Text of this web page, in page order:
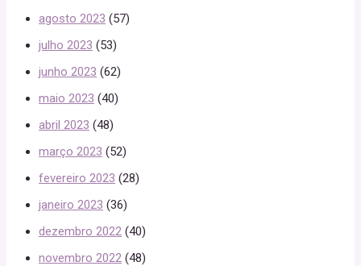
agosto 2023 (57)
julho 2023 (53)
junho 2023 (62)
maio 2023 (40)
abril 2023 (48)
março 2023 (52)
fevereiro 2023 (28)
janeiro 2023 (36)
dezembro 2022 (40)
novembro 2022 (48)